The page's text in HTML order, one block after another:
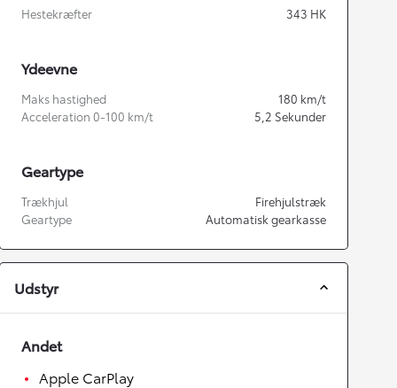
Hestekræfter 343 HK
Ydeevne
Maks hastighed 180 km/t
Acceleration 0-100 km/t
5,2 Sekunder
Geartype
Trækhjul
Firehjulstræk
Geartype
Automatisk gearkasse
Udstyr
Andet
Apple CarPlay